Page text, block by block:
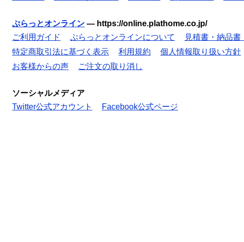
ぷらっとオンライン — https://online.plathome.co.jp/
ご利用ガイド
ぷらっとオンラインについて 見積書・納品
特定商取引法に基づく表示
利用規約 個人情報取り扱い方針
お客様からの声
ご注文の取り消し
ソーシャルメディア
Twitter公式アカウント
Facebook公式ページ